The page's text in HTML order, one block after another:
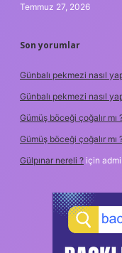
Temmuz 27, 2026
Son yorumlar
Günbalı pekmezi nasıl
Günbalı pekmezi nasıl
Gümüş böceği çoğalır mı
Gümüş böceği çoğalır mı
Gülpınar nereli ? için